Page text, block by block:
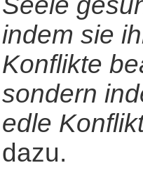
indem sie
Konflikte
sondern
edle
dazu.